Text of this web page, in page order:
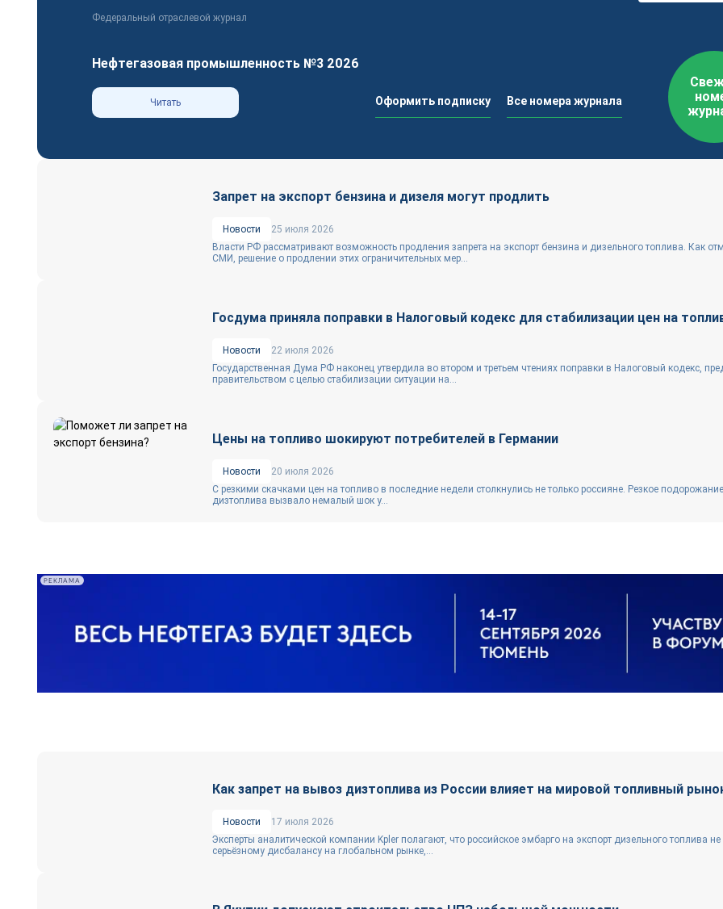
Федеральный отраслевой журнал
Нефтегазовая промышленность №3 2026
Читать Оформить подписку Все номера журнала
Запрет на экспорт бензина и дизеля могут продлить
Новости
25 июля 2026
Власти РФ рассматривают возможность продления запрета на экспорт бензина и дизельного топлива. Как
СМИ, решение о продлении этих ограничительных мер...
Госдума приняла поправки в Налоговый кодекс для стабилизации цен на
Новости
22 июля 2026
Государственная Дума РФ наконец утвердила во втором и третьем чтениях поправки в Налоговый кодекс,
правительством с целью стабилизации ситуации на...
Цены на топливо шокируют потребителей в Германии
Новости
20 июля 2026
С резкими скачками цен на топливо в последние недели столкнулись не только россияне. Резкое
дизтоплива вызвало немалый шок у...
РЕКЛАМА
Как запрет на вывоз дизтоплива из России влияет на мировой топливный
Новости
17 июля 2026
Эксперты аналитической компании Kpler полагают, что российское эмбарго на экспорт дизельного топлива не
серьёзному дисбалансу на глобальном рынке,...